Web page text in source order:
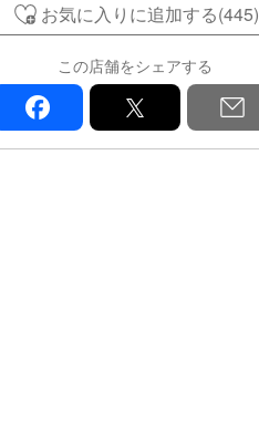
お気に入りに追加する(445)
この店舗をシェアする
facebook